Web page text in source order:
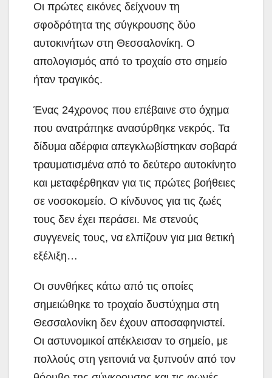
Οι πρώτες εικόνες δείχνουν τη
σφοδρότητα της σύγκρουσης δύο
αυτοκινήτων στη Θεσσαλονίκη. Ο
απολογισμός από το τροχαίο στο σημείο
ήταν τραγικός.
Ένας 24χρονος που επέβαινε στο όχημα
που ανατράπηκε ανασύρθηκε νεκρός. Τα
δίδυμα αδέρφια απεγκλωβίστηκαν σοβαρά
τραυματισμένα από το δεύτερο αυτοκίνητο
και μεταφέρθηκαν για τις πρώτες βοήθειες
σε νοσοκομείο. Ο κίνδυνος για τις ζωές
τους δεν έχει περάσει. Με στενούς
συγγενείς τους, να ελπίζουν για μια θετική
εξέλιξη…
Οι συνθήκες κάτω από τις οποίες
σημειώθηκε το τροχαίο δυστύχημα στη
Θεσσαλονίκη δεν έχουν αποσαφηνιστεί.
Οι αστυνομικοί απέκλεισαν το σημείο, με
πολλούς στη γειτονιά να ξυπνούν από τον